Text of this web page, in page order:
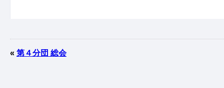
« 第４分団 総会